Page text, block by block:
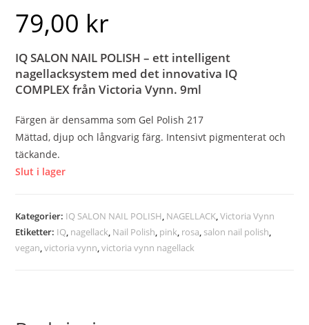
79,00 kr
IQ SALON NAIL POLISH – ett intelligent
nagellacksystem med det innovativa IQ
COMPLEX från Victoria Vynn. 9ml
Färgen är densamma som Gel Polish 217
Mättad, djup och långvarig färg. Intensivt pigmenterat och
täckande.
Slut i lager
Kategorier: IQ SALON NAIL POLISH, NAGELLACK,Victoria Vynn
Etiketter: IQ, nagellack, Nail Polish, pink, rosa, salon nail polish,
vegan,victoria vynn,victoria vynn nagellack